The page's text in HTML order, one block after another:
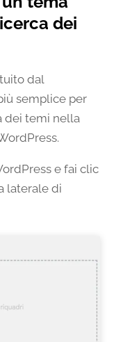
dei
dal
semplice per
dei temi nella
e fai clic
laterale di